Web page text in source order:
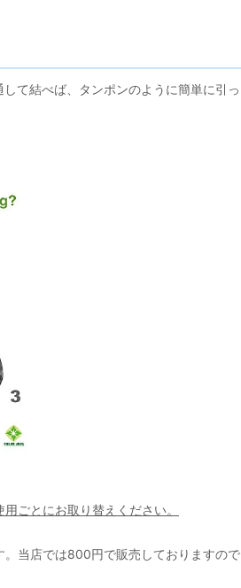
て結べば、タンポンのように簡単に引っ
ごとにお取り替えください。
当店では800円で販売しておりますので